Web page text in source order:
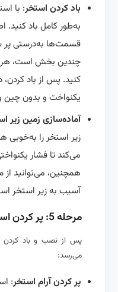
باد کردن استخر: با
به‌طور کامل باد
قسمت‌ها به‌درستی پر
چندین بخش است، هر
کنید. پس از باد کردن،
یکنواخت و بدون چین
آماده‌سازی زمین زیر
زیر استخر را به‌خوبی
می‌کند تا فشار
همچنین، می‌توانید از
آسیب به زیر استخر
مرحله 5: پر کردن استخر با آب
پس از نصب و باد کردن
می‌رسد:
پر کردن آرام استخر: